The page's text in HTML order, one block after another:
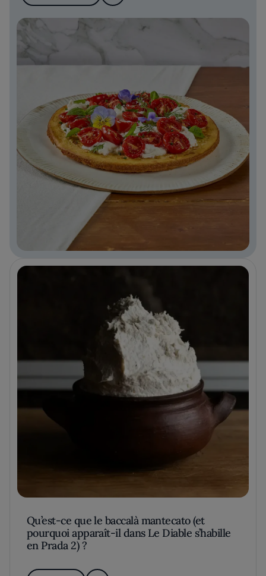
Qu’est-ce que le baccalà mantecato (et
pourquoi apparaît-il dans Le Diable s’habille
en Prada 2) ?